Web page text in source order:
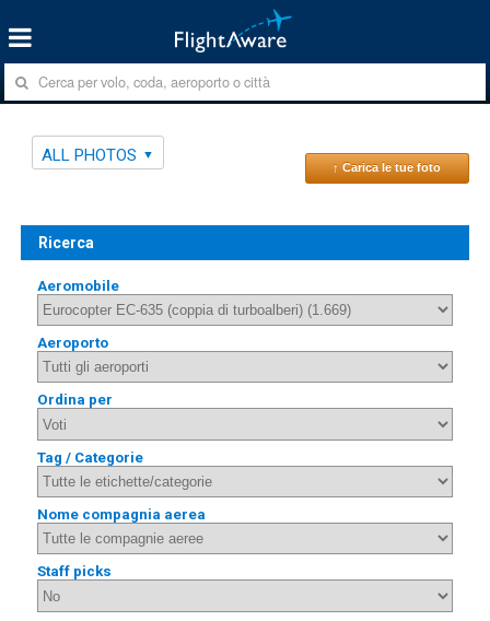
ALL PHOTOS
↑ Carica le tue foto
Ricerca
Aeromobile
Aeroporto
Ordina per
Tag / Categorie
Nome compagnia aerea
Staff picks